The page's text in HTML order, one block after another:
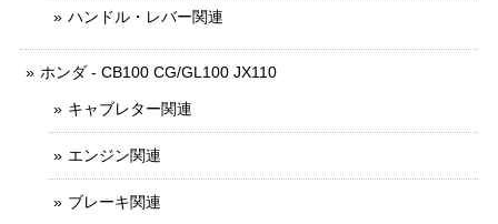
ハンドル・レバー関連
ホンダ - CB100 CG/GL100 JX110
キャブレター関連
エンジン関連
ブレーキ関連